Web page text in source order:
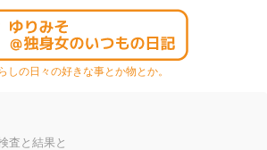
しの日々の好きな事とか物とか。
査と結果と